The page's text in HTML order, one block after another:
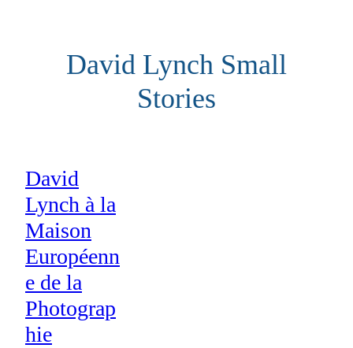
David Lynch Small
Stories
David
Lynch à la
Maison
Européenn
e de la
Photograp
hie